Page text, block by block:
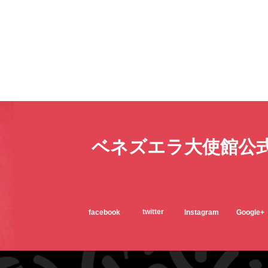
ベネズエラ大使館公
facebook twitter Instagram Google+